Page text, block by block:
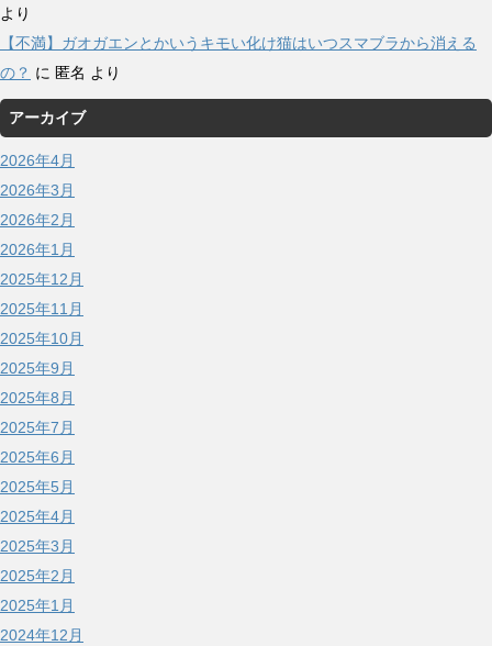
より
【不満】ガオガエンとかいうキモい化け猫はいつスマブラから消える
の？ に 匿名 より
アーカイブ
2026年4月
2026年3月
2026年2月
2026年1月
2025年12月
2025年11月
2025年10月
2025年9月
2025年8月
2025年7月
2025年6月
2025年5月
2025年4月
2025年3月
2025年2月
2025年1月
2024年12月